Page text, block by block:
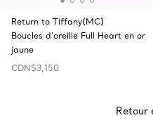
Return to Tiffany(MC)
Boucles d’oreille Full Heart en or
jaune
CDN$3,150
Retour